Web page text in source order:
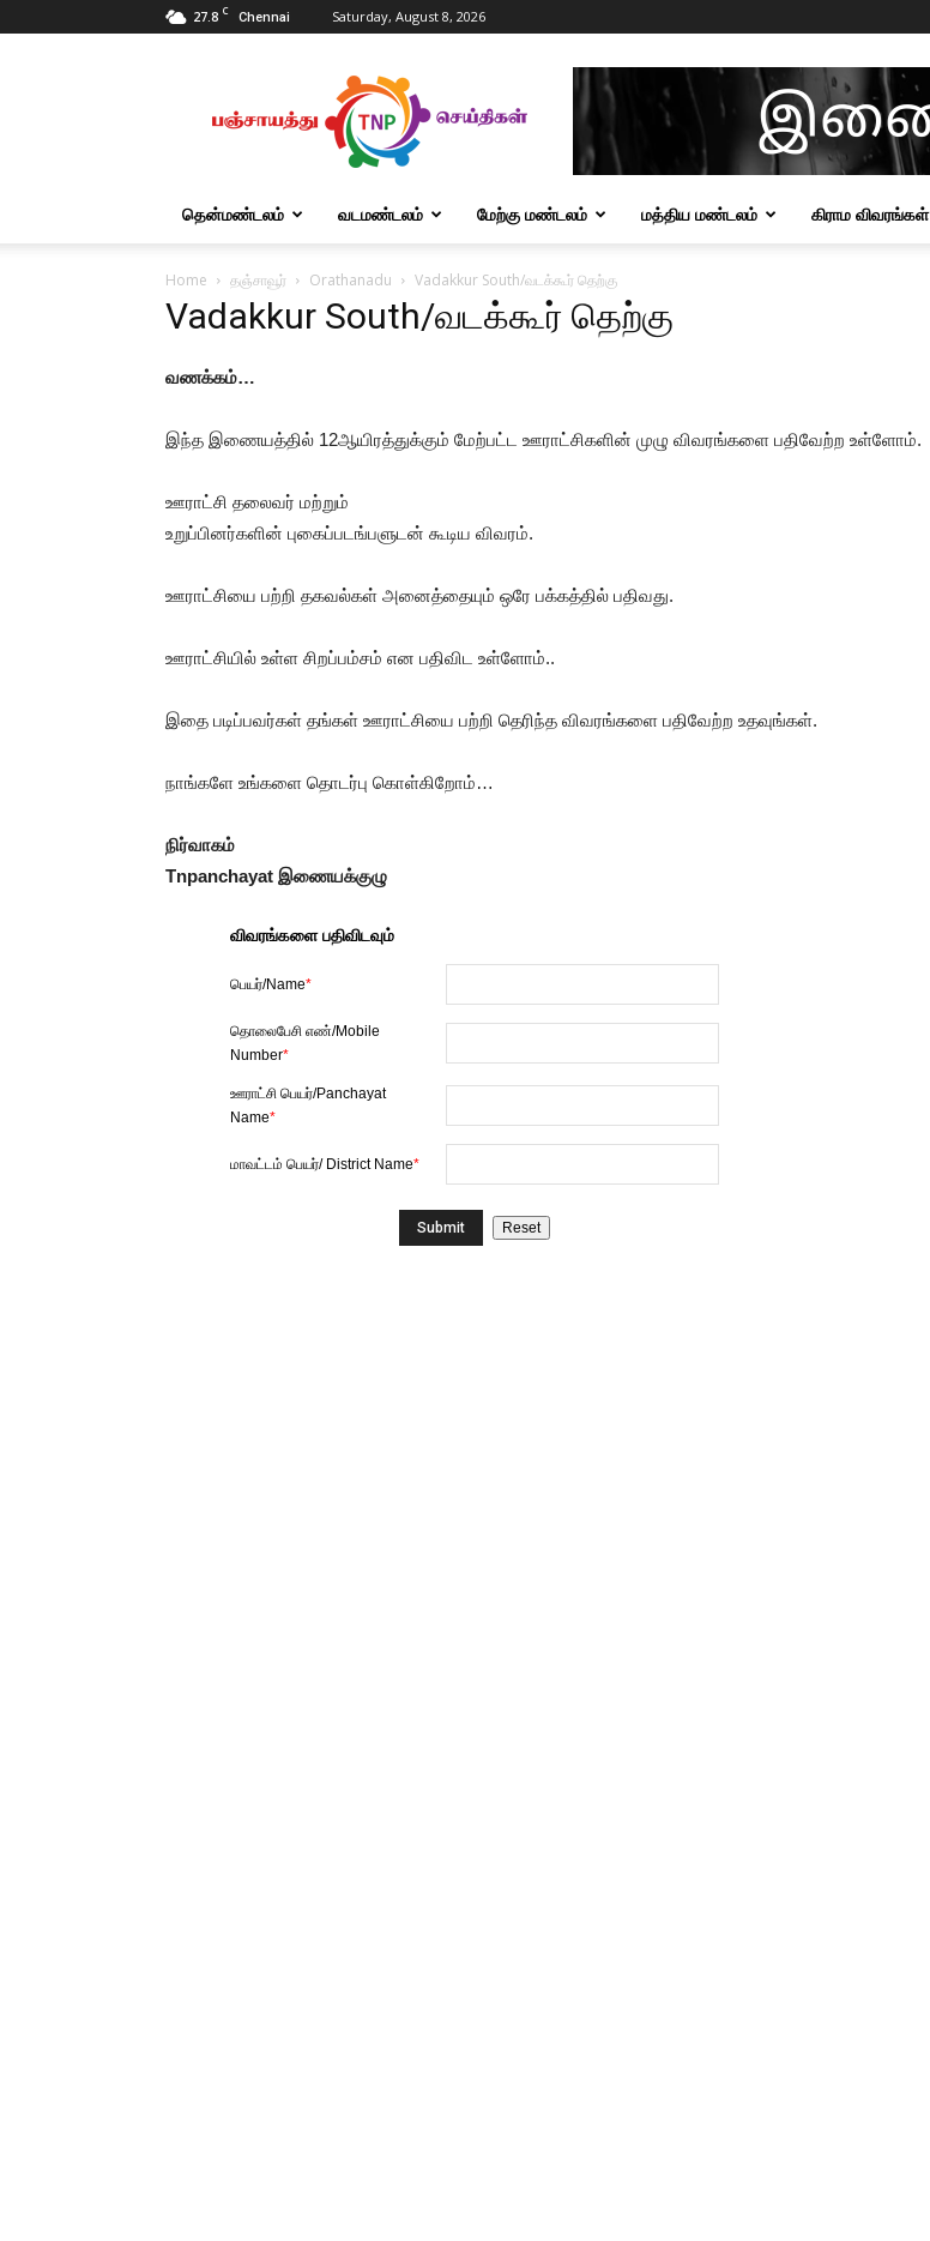
27.8 C Chennai Saturday, August 8, 2026
Tnpanchayat
தென்மண்டலம் வடமண்டலம் மேற்கு மண்டலம் மத்திய மண்டலம் கிராம விவரங்கள்
Home தஞ்சாவூர் Orathanadu Vadakkur South/வடக்கூர் தெற்கு
Vadakkur South/வடக்கூர் தெற்கு
வணக்கம்…
இந்த இணையத்தில் 12ஆயிரத்துக்கும் மேற்பட்ட ஊராட்சிகளின் முழு விவரங்களை பதிவேற்ற உள்ளோம்.
ஊராட்சி தலைவர் மற்றும்
உறுப்பினர்களின் புகைப்படங்பளுடன் கூடிய விவரம்.
ஊராட்சியை பற்றி தகவல்கள் அனைத்தையும் ஒரே பக்கத்தில் பதிவது.
ஊராட்சியில் உள்ள சிறப்பம்சம் என பதிவிட உள்ளோம்..
இதை படிப்பவர்கள் தங்கள் ஊராட்சியை பற்றி தெரிந்த விவரங்களை பதிவேற்ற உதவுங்கள்.
நாங்களே உங்களை தொடர்பு கொள்கிறோம்…
நிர்வாகம்
Tnpanchayat இணையக்குழு
விவரங்களை பதிவிடவும்
பெயர்/Name*
தொலைபேசி எண்/Mobile
Number*
ஊராட்சி பெயர்/Panchayat
Name*
மாவட்டம் பெயர்/ District Name*